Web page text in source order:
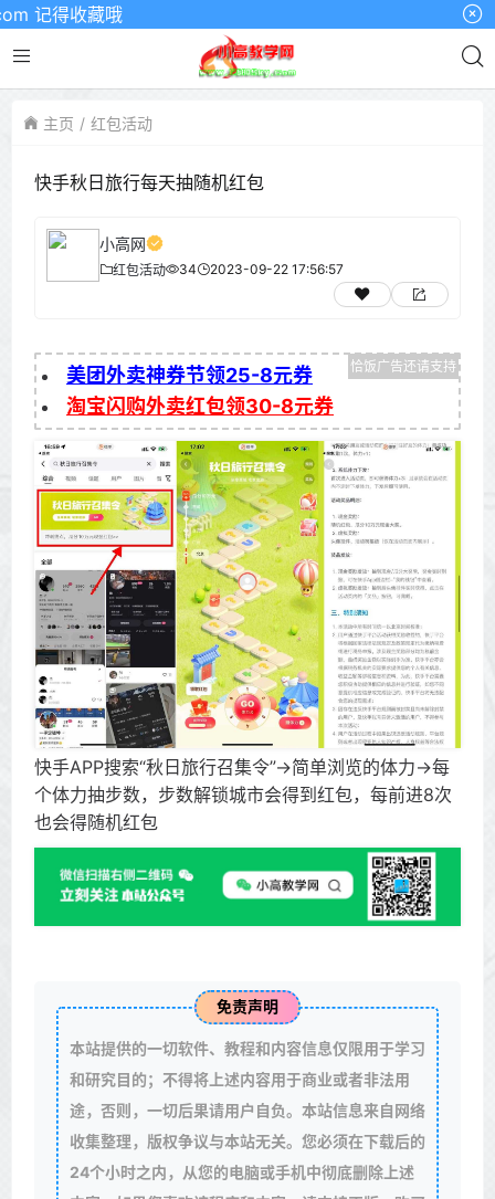
记得收藏哦
主页 红包活动
快手秋日旅行每天抽随机红包
小高网
红包活动 34 2023-09-22 17:56:57
美团外卖神券节领25-8元券
淘宝闪购外卖红包领30-8元券
快手APP搜索“秋日旅行召集令”->简单浏览的体力->每
个体力抽步数，步数解锁城市会得到红包，每前进8次
也会得随机红包
免责声明
本站提供的一切软件、教程和内容信息仅限用于学习
和研究目的；不得将上述内容用于商业或者非法用
途，否则，一切后果请用户自负。本站信息来自网络
收集整理，版权争议与本站无关。您必须在下载后的
24个小时之内，从您的电脑或手机中彻底删除上述